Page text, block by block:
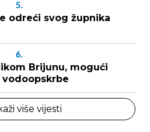
5.
odreći svog župnika
6.
Brijunu, mogući
više vijesti